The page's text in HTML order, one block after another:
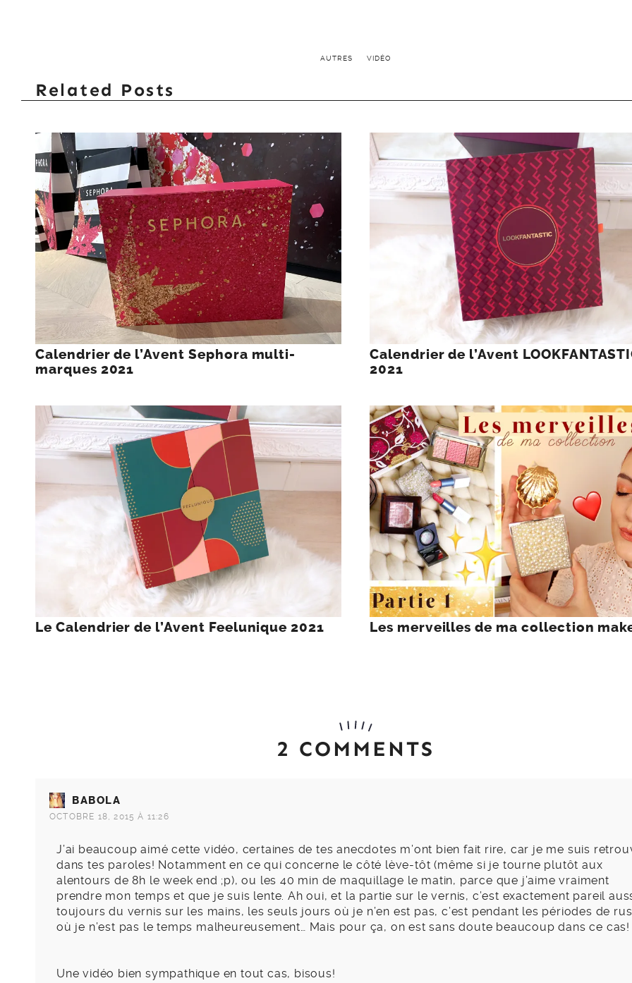
AUTRES VIDÉO
Related Posts
Calendrier de l’Avent Sephora multi-
marques 2021
Calendrier de l’Avent
2021
Le Calendrier de l’Avent Feelunique 2021 Les merveilles de ma collection
2 COMMENTS
BABOLA
OCTOBRE 18, 2015 À 11:26
J’ai beaucoup aimé cette vidéo, certaines de tes anecdotes m’ont bien fait rire, car je me suis
dans tes paroles! Notamment en ce qui concerne le côté lève-tôt (même si je tourne plutôt aux
alentours de 8h le week end ;p), ou les 40 min de maquillage le matin, parce que j’aime vraiment
prendre mon temps et que je suis lente. Ah oui, et la partie sur le vernis, c’est exactement pareil
toujours du vernis sur les mains, les seuls jours où je n’en est pas, c’est pendant les périodes de
où je n’est pas le temps malheureusement… Mais pour ça, on est sans doute beaucoup dans ce cas!
Une vidéo bien sympathique en tout cas, bisous!